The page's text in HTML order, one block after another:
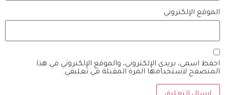
الموقع الإلكتروني
احفظ اسمي، بريدي الإلكتروني، والموقع الإلكتروني في هذا
المتصفح لاستخدامها المرة المقبلة في تعليقي.